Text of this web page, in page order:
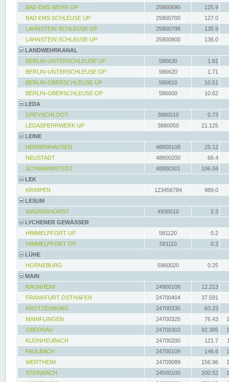
BAD EMS WEHR OP
25800690
125.9
BAD EMS SCHLEUSE UP
25800700
127.0
LAHNSTEIN SCHLEUSE OP
25800798
135.9
LAHNSTEIN SCHLEUSE UP
25800800
136.0
LANDWEHRKANAL
BERLIN-UNTERSCHLEUSE UP
586630
1.61
BERLIN-UNTERSCHLEUSE OP
586620
1.71
BERLIN-OBERSCHLEUSE UP
586610
10.51
BERLIN-OBERSCHLEUSE OP
586600
10.62
LEDA
DREYSCHLOOT
3880010
0.73
LEDASPERRWERK UP
3880050
21.125
LEINE
HERRENHAUSEN
48800108
25.12
NEUSTADT
48800200
66.4
SCHWARMSTEDT
48800301
106.04
LEK
KRIMPEN
123456784
989.0
LESUM
WASSERHORST
4930010
2.3
LYCHENER GEWÄSSER
HIMMELPFORT UP
581120
0.2
HIMMELPFORT OP
581110
0.3
LÜHE
HORNEBURG
5960020
0.25
MAIN
RAUNHEIM
24900108
12.213
FRANKFURT OSTHAFEN
24700404
37.591
KROTZENBURG
24700335
63.23
MAINFLINGEN
24700325 76.43
OBERNAU
24700302 92.385
KLEINHEUBACH
24700200 121.7
FAULBACH
24700109 146.6
WERTHEIM
24709089 156.96
STEINBACH
24500100 200.52